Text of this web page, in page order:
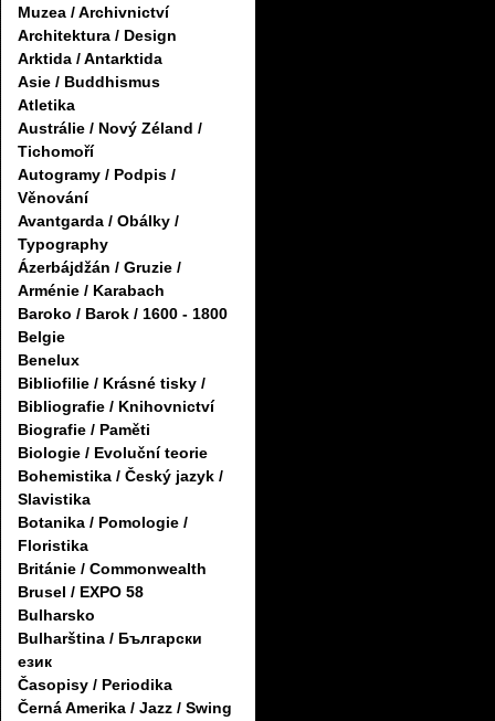
Muzea / Archivnictví
Architektura / Design
Arktida / Antarktida
Asie / Buddhismus
Atletika
Austrálie / Nový Zéland /
Tichomoří
Autogramy / Podpis /
Věnování
Avantgarda / Obálky /
Typography
Ázerbájdžán / Gruzie /
Arménie / Karabach
Baroko / Barok / 1600 - 1800
Belgie
Benelux
Bibliofilie / Krásné tisky /
Bibliografie / Knihovnictví
Biografie / Paměti
Biologie / Evoluční teorie
Bohemistika / Český jazyk /
Slavistika
Botanika / Pomologie /
Floristika
Británie / Commonwealth
Brusel / EXPO 58
Bulharsko
Bulharština / Български
език
Časopisy / Periodika
Černá Amerika / Jazz / Swing